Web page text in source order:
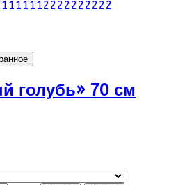
голубь» 70 см